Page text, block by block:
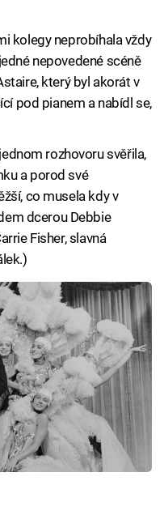
kolegy neprobíhala vždy
nepovedené scéně
který byl akorát v
pod pianem a nabídl se,
rozhovoru svěřila,
a porod své
co musela kdy v
dcerou Debbie
Fisher, slavná